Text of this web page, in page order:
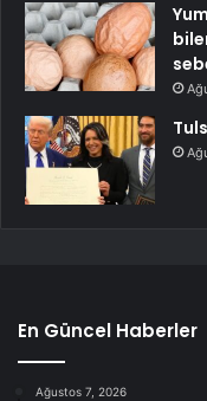
En Güncel Haberler
Ağustos 7, 2026